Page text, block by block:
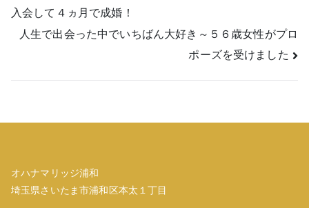
稿
ナ
ビ
シ
ョ
入会して４ヵ月で成婚！
人生で出会った中でいちばん大好き～５６歳女性がプロ
ポーズを受けました
オハナマリッジ浦和
埼玉県さいたま市浦和区本太１丁目